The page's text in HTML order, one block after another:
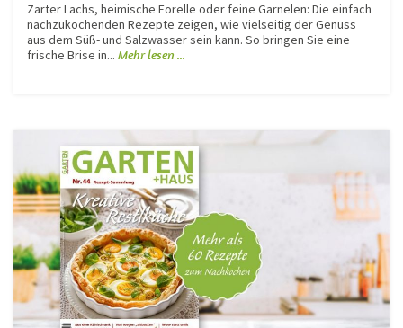
Zarter Lachs, heimische Forelle oder feine Garnelen: Die einfach
nachzukochenden Rezepte zeigen, wie vielseitig der Genuss
aus dem Süß- und Salzwasser sein kann. So bringen Sie eine
frische Brise in... Mehr lesen ...